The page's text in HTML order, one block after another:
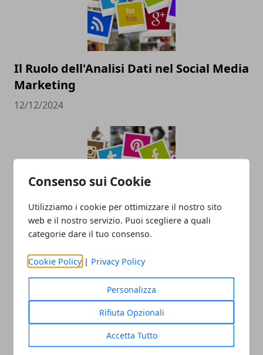
Consenso sui Cookie
Utilizziamo i cookie per ottimizzare il nostro sito
web e il nostro servizio. Puoi scegliere a quali
categorie dare il tuo consenso.
Cookie Policy | Privacy Policy
Personalizza
Rifiuta Opzionali
Accetta Tutto
Il Ruolo dell'Analisi Dati nel Social Media
Marketing
12/12/2024
Pubblicità sui social: come farla e
30/12/2022